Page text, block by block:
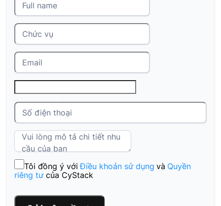
Tôi đồng ý với Điều khoản sử dụng và Quyền
riêng tưcủa CyStack